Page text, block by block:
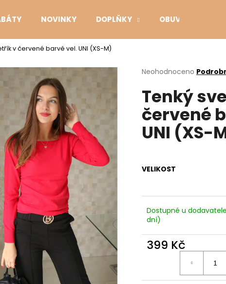
NOVINKY DOPLŇKY OBUV
v červené barvě vel. UNI (XS-M)
Průměrné
produktu
0,0
z
5
hvězdiček.
Neohodnoceno
Tenký
červené
UNI (XS-
VELIKOST
Dostupné u
dní)
399 Kč
najít?
VEL. S, M
HNĚDÉ KRÁTKÉ ŠATY VEL. M
899 Kč